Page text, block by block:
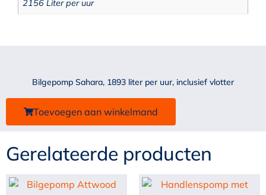
2156 Liter per uur
Bilgepomp Sahara, 1893 liter per uur, inclusief vlotter
Toevoegen aan winkelmand
Gerelateerde producten